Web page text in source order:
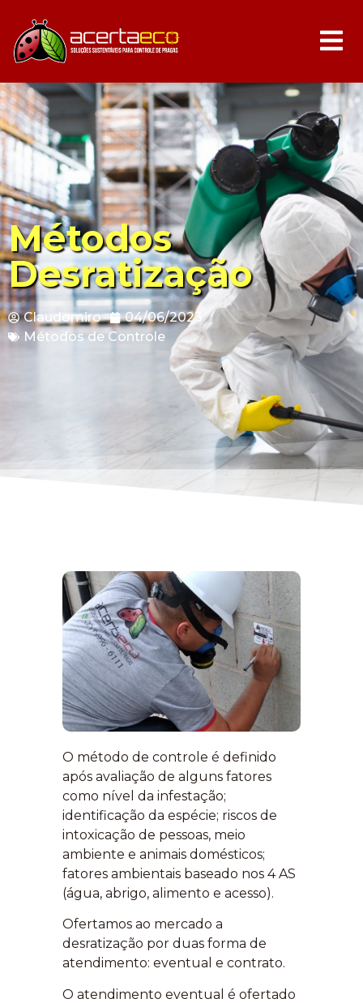
Métodos
Desratização
Claudomiro
04/06/2023
Métodos de Controle
O método de controle é definido
após avaliação de alguns fatores
como nível da infestação;
identificação da espécie; riscos de
intoxicação de pessoas, meio
ambiente e animais domésticos;
fatores ambientais baseado nos 4 AS
(água, abrigo, alimento e acesso).
Ofertamos ao mercado a
desratização por duas forma de
atendimento: eventual e contrato.
O atendimento eventual é ofertado